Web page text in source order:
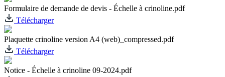
Formulaire de demande de devis - Échelle à crinoline.pdf
Télécharger
Plaquette crinoline version A4 (web)_compressed.pdf
Télécharger
Notice - Échelle à crinoline 09-2024.pdf